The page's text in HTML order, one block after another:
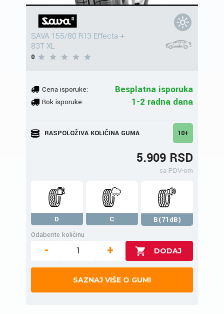
SAVA 155/80 R13 Effecta +
83T XL
0
Cena isporuke: Besplatna isporuka
Rok isporuke: 1-2 radna dana
RASPOLOŽIVA KOLIČINA GUMA 10+
5.909 RSD
sa PDV-om
D C
B(71dB)
Odaberite količinu
- +
SAZNAJ VIŠE O GUMI